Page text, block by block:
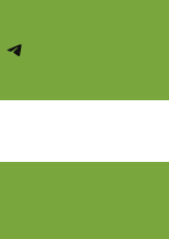
Telegram